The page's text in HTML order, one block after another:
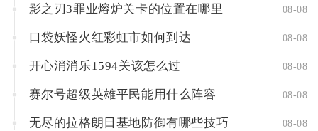
影之刃3罪业熔炉关卡的位置在哪里 08-08
口袋妖怪火红彩虹市如何到达 08-08
开心消消乐1594关该怎么过 08-08
赛尔号超级英雄平民能用什么阵容 08-08
无尽的拉格朗日基地防御有哪些技巧 08-08